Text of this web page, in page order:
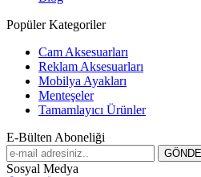
Popüler Kategoriler
Cam Aksesuarları
Reklam Aksesuarları
Mobilya Ayakları
Menteşeler
Tamamlayıcı Ürünler
E-Bülten Aboneliği
Sosyal Medya